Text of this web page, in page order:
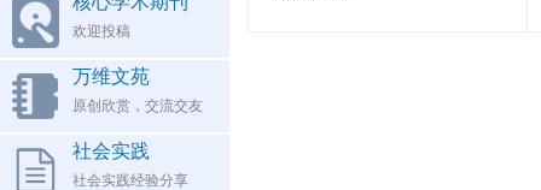
欢迎投稿
万维文苑
原创欣赏，交流交友
社会实践
社会实践经验分享